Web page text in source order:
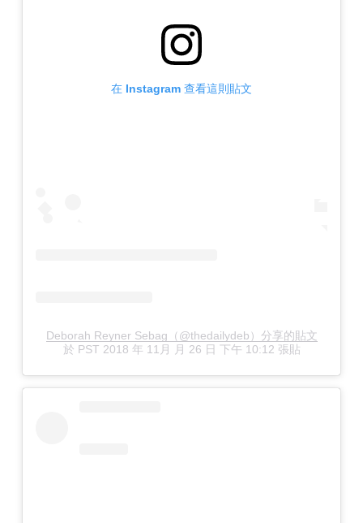
在 Instagram 查看這則貼文
Deborah Reyner Sebag（@thedailydeb）分享的貼文
於 PST 2018 年 11月 月 26 日 下午 10:12 張貼